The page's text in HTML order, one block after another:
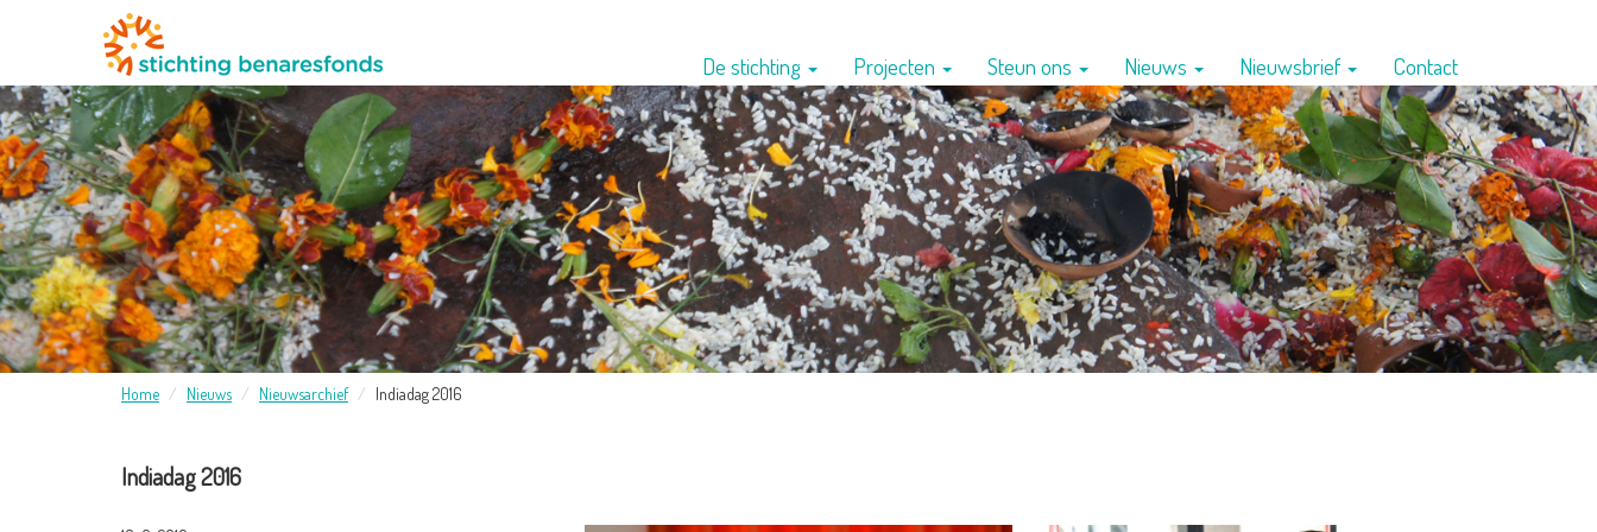
De stichting Projecten Steun ons Nieuws Nieuwsbrief Contact
Home Nieuws Nieuwsarchief Indiadag 2016
Indiadag 2016